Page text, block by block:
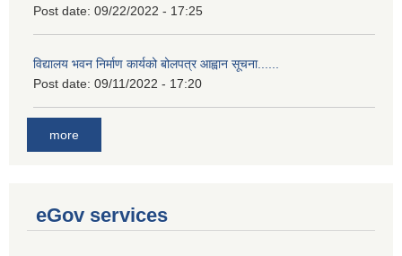
Post date: 09/22/2022 - 17:25
विद्यालय भवन निर्माण कार्यको बोलपत्र आह्वान सूचना......
Post date: 09/11/2022 - 17:20
more
eGov services